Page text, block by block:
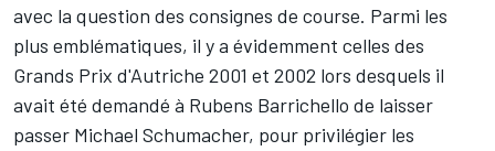
avec la question des consignes de course. Parmi les
plus emblématiques, il y a évidemment celles des
Grands Prix d'Autriche 2001 et 2002 lors desquels il
avait été demandé à Rubens Barrichello de laisser
passer Michael Schumacher, pour privilégier les